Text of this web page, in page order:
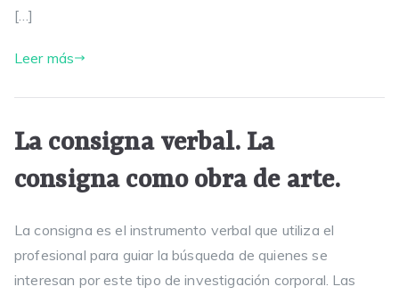
[…]
Leer más
La consigna verbal. La
consigna como obra de arte.
La consigna es el instrumento verbal que utiliza el
profesional para guiar la búsqueda de quienes se
interesan por este tipo de investigación corporal. Las